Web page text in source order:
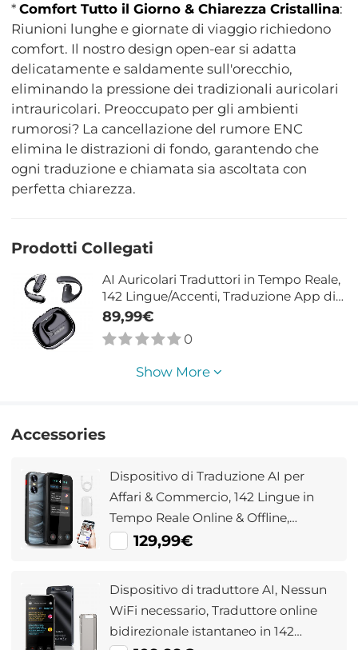
*Comfort Tutto il Giorno & Chiarezza Cristallina:
Riunioni lunghe e giornate di viaggio richiedono
comfort. Il nostro design open-ear si adatta
delicatamente e saldamente sull'orecchio,
eliminando la pressione dei tradizionali auricolari
intrauricolari. Preoccupato per gli ambienti
rumorosi? La cancellazione del rumore ENC
elimina le distrazioni di fondo, garantendo che
ogni traduzione e chiamata sia ascoltata con
perfetta chiarezza.
Prodotti Collegati
AI Auricolari Traduttori in Tempo Reale,
142 Lingue/Accenti, Traduzione App di
Chat, Traduzione Chiamate
Audio/Video, Trascrizione, per Affari
Globali, Viaggi, Kentfaith
89,99€
0
Show More
Accessories
Dispositivo di Traduzione AI per
Affari & Commercio, 142 Lingue in
Tempo Reale Online & Offline,
Traduzione Smart Office/Cross-
129,99€
Dispositivo di traduttore AI, Nessun
WiFi necessario, Traduttore online
bidirezionale istantaneo in 142